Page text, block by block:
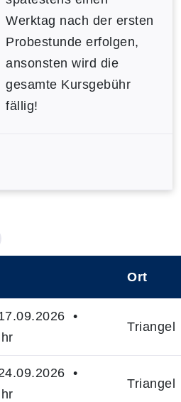
Werktag nach der ersten
Probestunde erfolgen,
ansonsten wird die
gesamte Kursgebühr
fällig!
Ort
•
Triangel
•
Triangel